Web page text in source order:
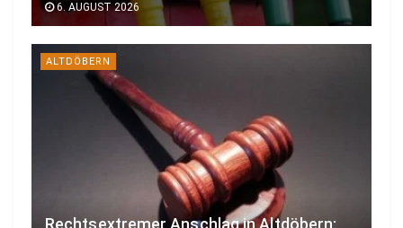
6. AUGUST 2026
ALTDÖBERN
Rechtsextremer Anschlag in Altdöbern: